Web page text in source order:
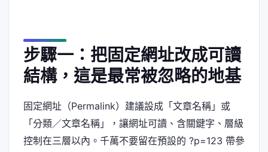
步驟一：把固定網址改成可讀
結構，這是最常被忽略的地基
固定網址（Permalink）建議設成「文章名稱」或
「分類／文章名稱」，讓網址可讀、含關鍵字、層級
控制在三層以內。千萬不要留在預設的 ?p=123 帶參